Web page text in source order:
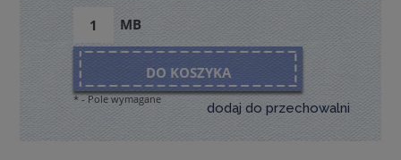
MB
DO KOSZYKA
dodaj do przechowalni
*- Pole wymagane